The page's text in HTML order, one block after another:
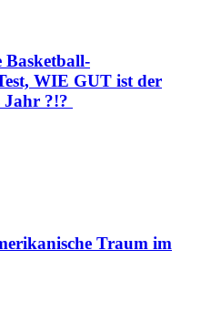
Basketball-
WIE GUT ist der
Jahr ?!?
Traum im